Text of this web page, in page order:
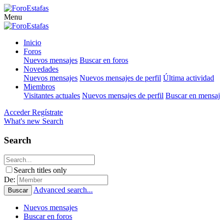
Menu
Inicio
Foros
Nuevos mensajes Buscar en foros
Novedades
Nuevos mensajes Nuevos mensajes de perfil Última actividad
Miembros
Visitantes actuales Nuevos mensajes de perfil Buscar en
Acceder Regístrate
What's new Search
Search
Search titles only
De:
Buscar Advanced search...
Nuevos mensajes
Buscar en foros